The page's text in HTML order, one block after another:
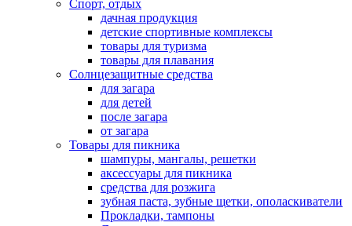
Спорт, отдых
дачная продукция
детские спортивные комплексы
товары для туризма
товары для плавания
Солнцезащитные средства
для загара
для детей
после загара
от загара
Товары для пикника
шампуры, мангалы, решетки
аксессуары для пикника
средства для розжига
зубная паста, зубные щетки, ополаскиватели
Прокладки, тампоны